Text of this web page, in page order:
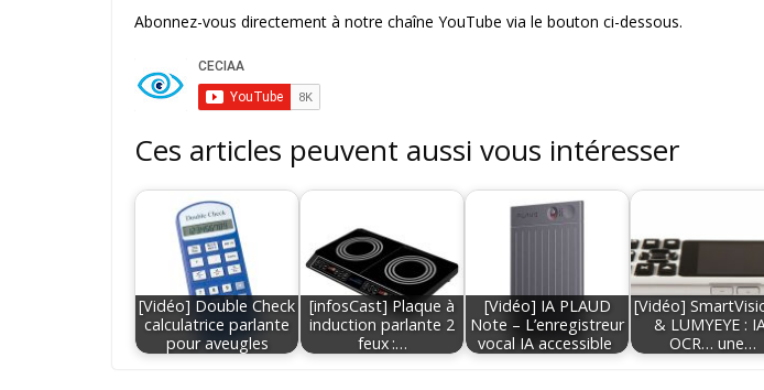
Abonnez-vous directement à notre chaîne YouTube via le bouton ci-dessous.
Ces articles peuvent aussi vous intéresser
[Vidéo] Double Check
calculatrice parlante
pour aveugles
[infosCast] Plaque à
induction parlante 2
feux :…
[Vidéo] IA PLAUD
Note – L’enregistreur
vocal IA accessible
[Vidéo]
& LUMYEYE :
OCR… une…